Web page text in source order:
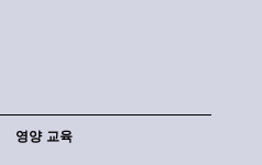
영양 교육